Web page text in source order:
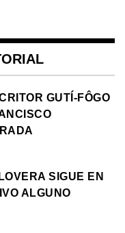
GUTÍ-FÔGO
SIGUE EN
ALGUNO